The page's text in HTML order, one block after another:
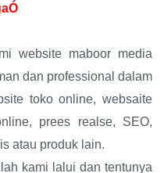
website maboor media
dan professional dalam
toko online, websaite
prees realse, SEO,
atau produk lain.
kami lalui dan tentunya